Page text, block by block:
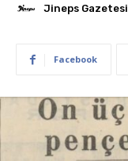
Jineps Gazetesi
Facebook